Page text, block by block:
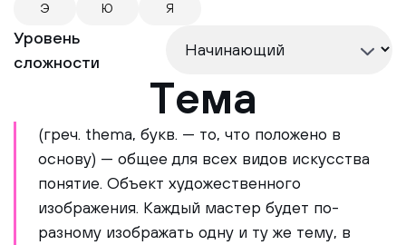
Э Ю Я
Уровень
сложности
Тема
(греч. thema, букв. — то, что положено в
основу) — общее для всех видов искусства
понятие. Объект художественного
изображения. Каждый мастер будет по-
разному изображать одну и ту же тему, в